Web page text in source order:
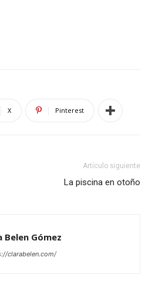
X Pinterest
Artículo siguiente
La piscina en otoño
Belen Gómez
clarabelen.com/